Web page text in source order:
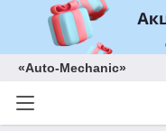
«Auto-Mechanic»